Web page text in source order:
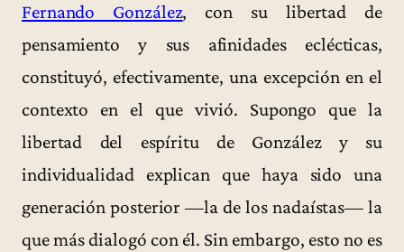
Fernando González, con su libertad de
pensamiento y sus afinidades eclécticas,
constituyó, efectivamente, una excepción en el
contexto en el que vivió. Supongo que la
libertad del espíritu de González y su
individualidad explican que haya sido una
generación posterior —la de los nadaístas— la
que más dialogó con él. Sin embargo, esto no es